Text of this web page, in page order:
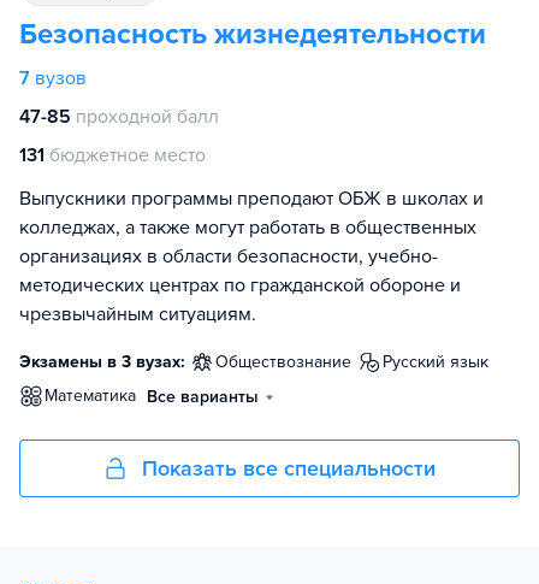
Безопасность жизнедеятельности
7 вузов
47-85 проходной балл
131 бюджетное место
Выпускники программы преподают ОБЖ в школах и
колледжах, а также могут работать в общественных
организациях в области безопасности, учебно-
методических центрах по гражданской обороне и
чрезвычайным ситуациям.
Экзамены в 3 вузах: обществознание
русский язык
математика Все варианты
Показать все специальности